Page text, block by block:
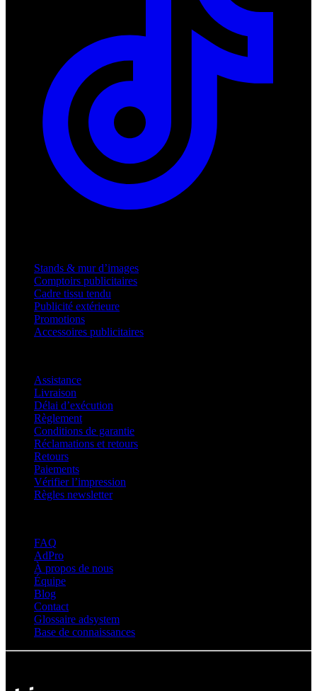
Stands & mur d’images
Comptoirs publicitaires
Cadre tissu tendu
Publicité extérieure
Promotions
Accessoires publicitaires
Assistance
Livraison
Délai d’exécution
Règlement
Conditions de garantie
Réclamations et retours
Retours
Paiements
Vérifier l’impression
Règles newsletter
FAQ
AdPro
À propos de nous
Équipe
Blog
Contact
Glossaire adsystem
Base de connaissances